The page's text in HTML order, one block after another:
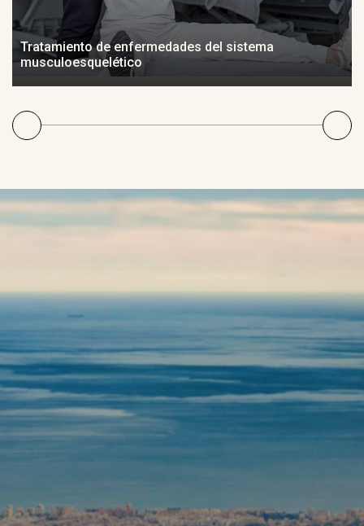
Tratamiento de enfermedades del sistema
musculoesquelético